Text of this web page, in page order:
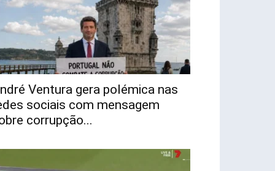
Ventura gera polémica nas
sociais com mensagem
corrupção...